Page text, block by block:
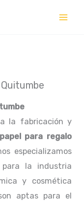
la fabricación y
para regalo
especializamos
para la industria
y cosmética
aptas para el